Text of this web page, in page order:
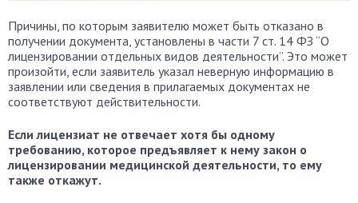
Причины, по которым заявителю может быть отказано в
получении документа, установлены в части 7 ст. 14 ФЗ “О
лицензировании отдельных видов деятельности”. Это может
произойти, если заявитель указал неверную информацию в
заявлении или сведения в прилагаемых документах не
соответствуют действительности.
Если лицензиат не отвечает хотя бы одному
требованию, которое предъявляет к нему закон о
лицензировании медицинской деятельности, то ему
также откажут.